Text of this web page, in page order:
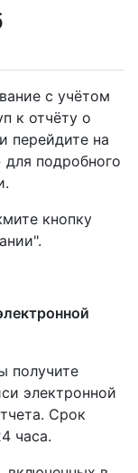
с учётом
к отчёту о
перейдите на
подробного
кнопку
получите
электронной
Срок
часа.